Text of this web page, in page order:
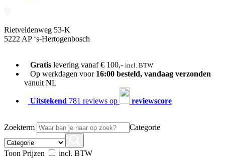
Rietveldenweg 53-K
5222 AP ‘s-Hertogenbosch
Gratislevering vanaf € 100,- incl. BTW
Op werkdagen voor 16:00 besteld, vandaag verzonden
vanuit NL
Uitstekend 781 reviews op reviewscore
Zoekterm Categorie
Toon Prijzen
incl. BTW